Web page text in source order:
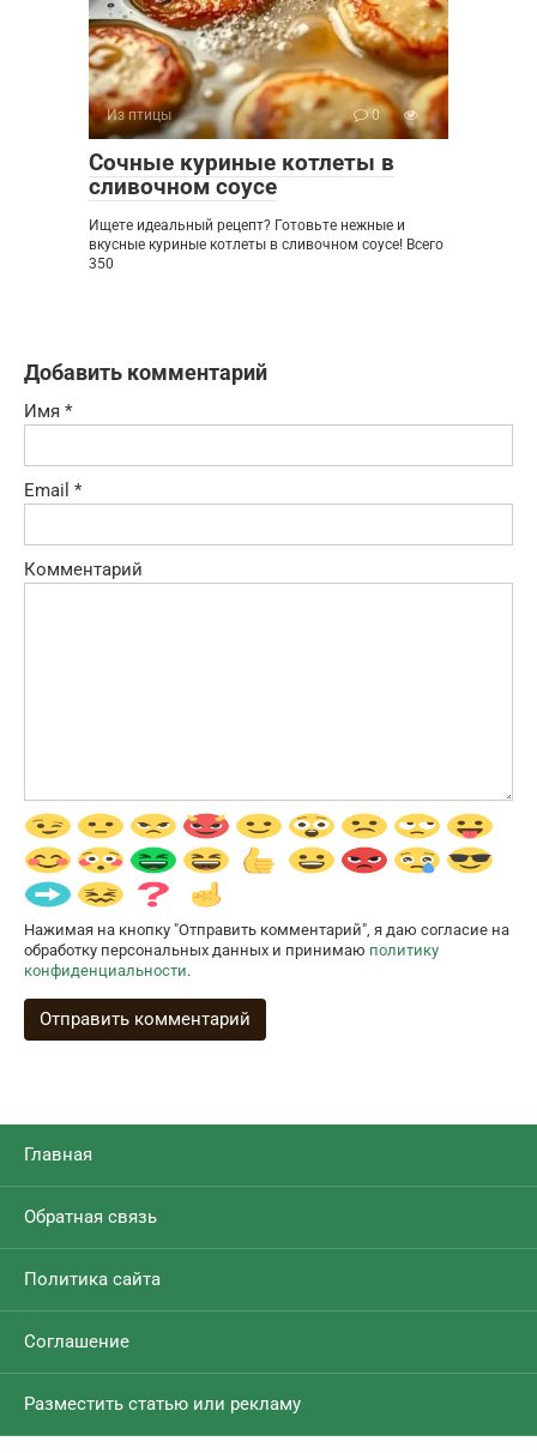
Из птицы 0
Сочные куриные котлеты в
сливочном соусе
Ищете идеальный рецепт? Готовьте нежные и
вкусные куриные котлеты в сливочном соусе! Всего
350
Добавить комментарий
Имя *
Email *
Комментарий
Нажимая на кнопку "Отправить комментарий", я даю согласие на
обработку персональных данных и принимаю политику
конфиденциальности.
Главная
Обратная связь
Политика сайта
Соглашение
Разместить статью или рекламу